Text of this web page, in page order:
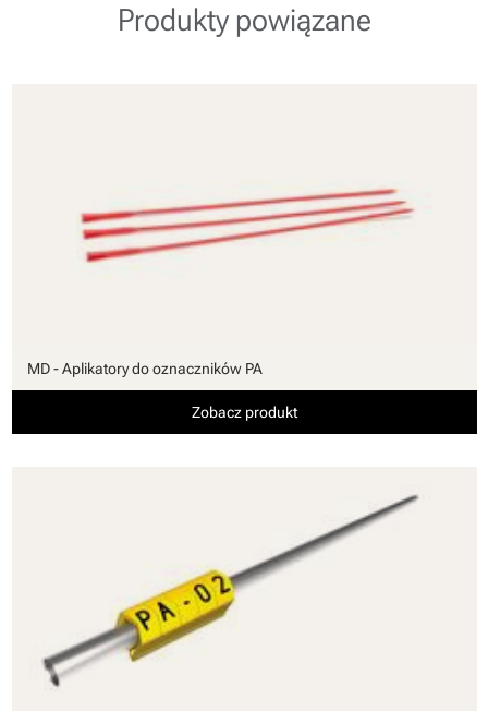
Produkty powiązane
MD - Aplikatory do oznaczników PA
Zobacz produkt